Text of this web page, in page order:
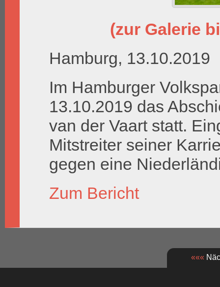
(zur Galerie
Hamburg, 13.10.2019
Im Hamburger
13.10.2019 das
van der Vaart statt.
Mitstreiter seiner
gegen eine
Zum Bericht
«««